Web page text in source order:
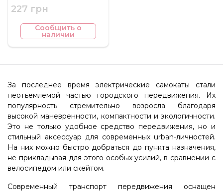
227 грн
Сообщить о
наличии
За последнее время электрические самокаты стали
неотъемлемой частью городского передвижения. Их
популярность стремительно возросла благодаря
высокой маневренности, компактности и экологичности.
Это не только удобное средство передвижения, но и
стильный аксессуар для современных urban-личностей.
На них можно быстро добраться до пункта назначения,
не прикладывая для этого особых усилий, в сравнении с
велосипедом или скейтом.
Современный транспорт передвижения оснащен